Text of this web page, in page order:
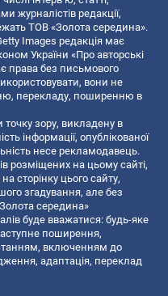
журналістів редакції,
ТОВ «Золота середина».
Images редакція має
України «Про авторські
права без письмового
вони не
перекладу, поширенню в
точку зору, викладену в
інформації, опублікованої
несе рекламодавець.
розміщених на цьому сайті,
сторінку цього сайту,
згадування, але без
середина»
буде вважатися: будь-яке
поширення,
включенням до
адаптація, переклад